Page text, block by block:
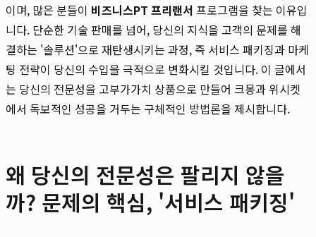
이며, 많은 분들이 비즈니스PT 프리랜서 프로그램을 찾는 이유입
니다. 단순한 기술 판매를 넘어, 당신의 지식을 고객의 문제를 해
결하는 '솔루션'으로 재탄생시키는 과정, 즉 서비스 패키징과 마케
팅 전략이 당신의 수입을 극적으로 변화시킬 것입니다. 이 글에서
는 당신의 전문성을 고부가가치 상품으로 만들어 크몽과 위시켓
에서 독보적인 성공을 거두는 구체적인 방법론을 제시합니다.
왜 당신의 전문성은 팔리지 않을
까? 문제의 핵심, '서비스 패키징'